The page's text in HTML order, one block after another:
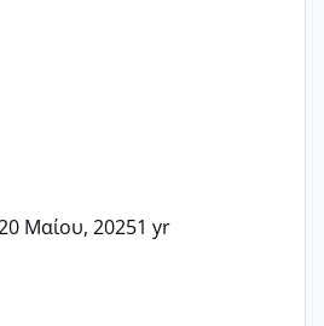
Μαίου, 20251 yr